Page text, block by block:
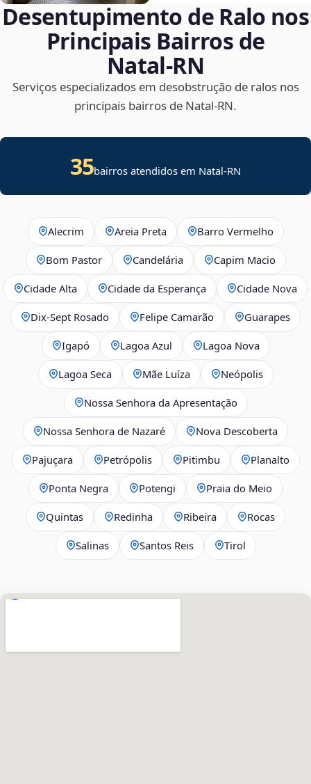
Desentupimento de Ralo nos
Principais Bairros de
Natal‑RN
Serviços especializados em desobstrução de ralos nos
principais bairros de Natal‑RN.
35bairros atendidos em Natal-RN
Alecrim Areia Preta Barro Vermelho
Bom Pastor Candelária Capim Macio
Cidade Alta Cidade da Esperança Cidade Nova
Dix‑Sept Rosado Felipe Camarão Guarapes
Igapó Lagoa Azul Lagoa Nova
Lagoa Seca Mãe Luíza Neópolis
Nossa Senhora da Apresentação
Nossa Senhora de Nazaré Nova Descoberta
Pajuçara Petrópolis Pitimbu Planalto
Ponta Negra Potengi Praia do Meio
Quintas Redinha Ribeira Rocas
Salinas Santos Reis Tirol